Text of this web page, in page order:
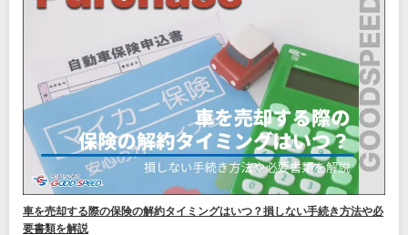
車を売却する際の保険の解約タイミングはいつ？損しない手続き方法や必
要書類を解説